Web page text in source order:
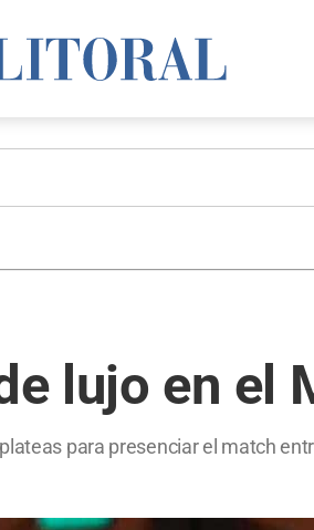
lujo en el
para presenciar el match